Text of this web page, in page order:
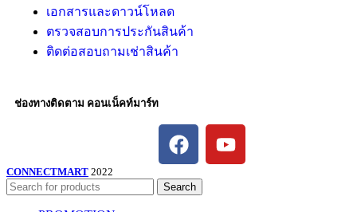
เอกสารและดาวน์โหลด
ตรวจสอบการประกันสินค้า
ติดต่อสอบถามเช่าสินค้า
ช่องทางติดตาม คอนเน็คท์มาร์ท
CONNECTMART 2022
Search